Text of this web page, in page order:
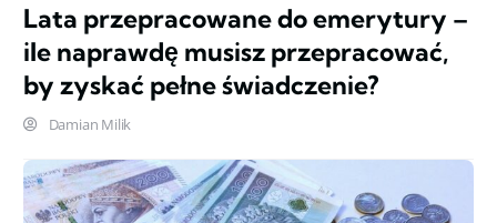
Lata przepracowane do emerytury –
ile naprawdę musisz przepracować,
by zyskać pełne świadczenie?
Damian Milik